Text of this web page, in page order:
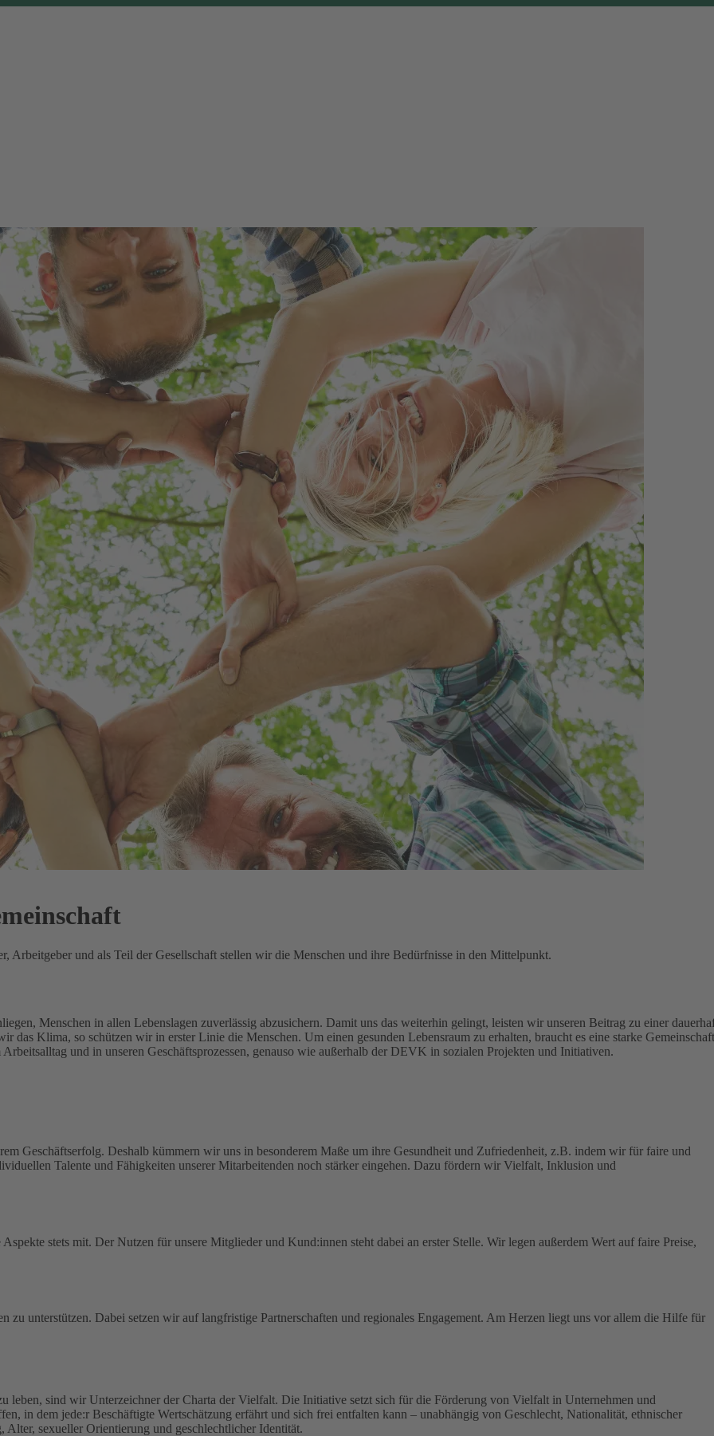
Arbeitgeber und als Teil der Gesellschaft stellen wir die Menschen und ihre Bedürfnisse in den Mittelpunkt.
Menschen in allen Lebenslagen zuverlässig abzusichern. Damit uns das weiterhin gelingt, leisten wir unseren Beitrag zu einer
das Klima, so schützen wir in erster Linie die Menschen. Um einen gesunden Lebensraum zu erhalten, braucht es eine starke
und in unseren Geschäftsprozessen, genauso wie außerhalb der DEVK in sozialen Projekten und Initiativen.
Geschäftserfolg. Deshalb kümmern wir uns in besonderem Maße um ihre Gesundheit und Zufriedenheit, z.B. indem wir für faire und
Talente und Fähigkeiten unserer Mitarbeitenden noch stärker eingehen. Dazu fördern wir Vielfalt, Inklusion und
stets mit. Der Nutzen für unsere Mitglieder und Kund:innen steht dabei an erster Stelle. Wir legen außerdem Wert auf faire Preise,
zu unterstützen. Dabei setzen wir auf langfristige Partnerschaften und regionales Engagement. Am Herzen liegt uns vor allem die Hilfe für
leben, sind wir Unterzeichner der Charta der Vielfalt. Die Initiative setzt sich für die Förderung von Vielfalt in Unternehmen und
in dem jede:r Beschäftigte Wertschätzung erfährt und sich frei entfalten kann – unabhängig von Geschlecht, Nationalität, ethnischer
sexueller Orientierung und geschlechtlicher Identität.